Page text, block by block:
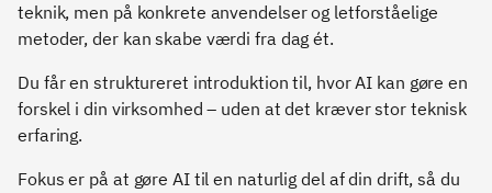
teknik, men på konkrete anvendelser og letforståelige
metoder, der kan skabe værdi fra dag ét.
Du får en struktureret introduktion til, hvor AI kan gøre en
forskel i din virksomhed – uden at det kræver stor teknisk
erfaring.
Fokus er på at gøre AI til en naturlig del af din drift, så du